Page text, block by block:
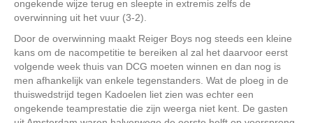
ongekende wijze terug en sleepte in extremis zelfs de
overwinning uit het vuur (3-2).
Door de overwinning maakt Reiger Boys nog steeds een kleine
kans om de nacompetitie te bereiken al zal het daarvoor eerst
volgende week thuis van DCG moeten winnen en dan nog is
men afhankelijk van enkele tegenstanders. Wat de ploeg in de
thuiswedstrijd tegen Kadoelen liet zien was echter een
ongekende teamprestatie die zijn weerga niet kent. De gasten